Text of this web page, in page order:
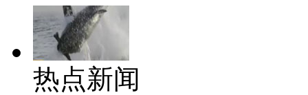
热点新闻